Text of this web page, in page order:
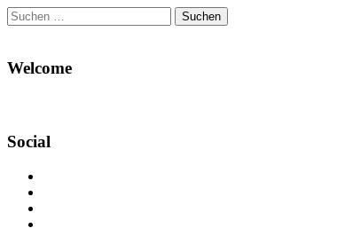
Suchen
nach:
Welcome
Social